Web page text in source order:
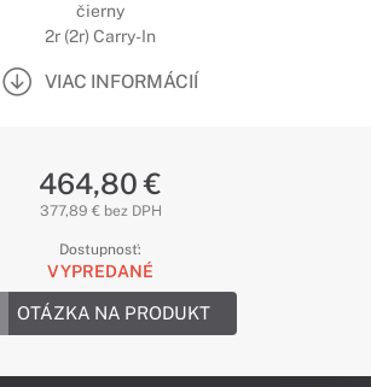
čierny
2r (2r) Carry-In
VIAC INFORMÁCIÍ
464,80 €
377,89 € bez DPH
Dostupnosť:
VYPREDANÉ
OTÁZKA NA PRODUKT